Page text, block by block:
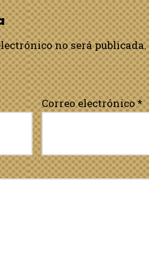
no será publicada.
Correo electrónico*